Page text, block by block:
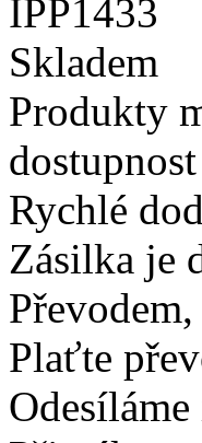
IPP1433
Skladem
Produkty
Rychlé
Zásilka je
Plaťte